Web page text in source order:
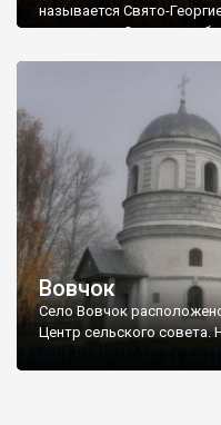
называется Свято-
монастырь. Основали
игуменом, а опеку над
Вовчок
Село Вовчок
Центр сельского совета.